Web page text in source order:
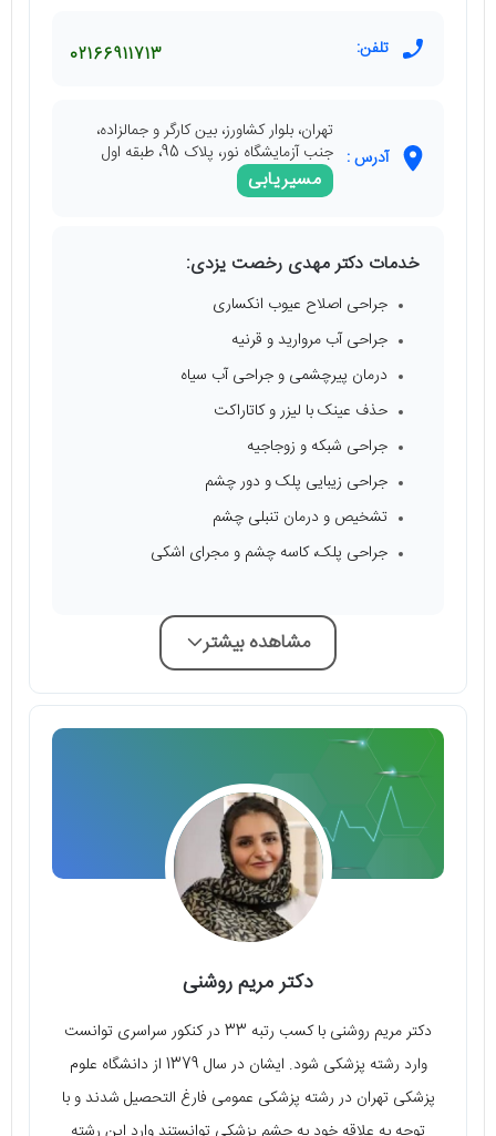
تلفن: 02166911713
آدرس :
تهران، بلوار کشاورز، بین کارگر و جمالزاده،
جنب آزمایشگاه نور، پلاک 95، طبقه اول
مسیریابی
خدمات دکتر مهدی رخصت یزدی:
جراحی اصلاح عیوب انکساری
جراحی آب مروارید و قرنیه
درمان پیرچشمی و جراحی آب سیاه
حذف عینک با لیزر و کاتاراکت
جراحی شبکه و زوجاجیه
جراحی زیبایی پلک و دور چشم
تشخیص و درمان تنبلی چشم
جراحی پلک، کاسه چشم و مجرای اشکی
مشاهده بیشتر
دکتر مریم روشنی
دکتر مریم روشنی با کسب رتبه 33 در کنکور سراسری توانست
وارد رشته پزشکی شود. ایشان در سال 1379 از دانشگاه علوم
پزشکی تهران در رشته پزشکی عمومی فارغ التحصیل شدند و با